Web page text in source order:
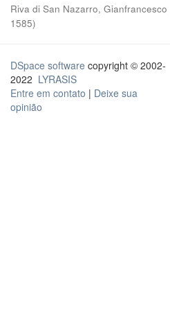
Riva di San Nazarro, Gianfrancesco
1585)
DSpace software copyright © 2002-
2022 LYRASIS
Entre em contato | Deixe sua
opinião